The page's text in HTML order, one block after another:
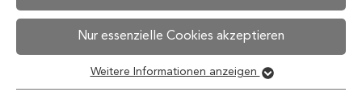
Impressum Datenschutz Barrierefreiheit
Nur essenzielle Cookies akzeptieren
Weitere Informationen anzeigen